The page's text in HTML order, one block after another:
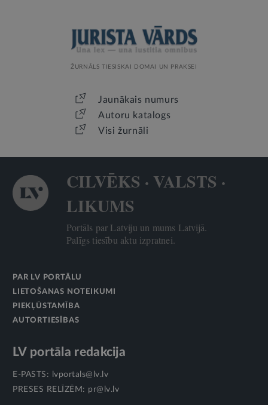
ŽURNĀLS TIESISKAI DOMAI UN PRAKSEI
Jaunākais numurs
Autoru katalogs
Visi žurnāli
CILVĒKS · VALSTS ·
LIKUMS
Portāls par Latviju un mums Latvijā.
Palīgs tiesību aktu izpratnei.
PAR LV PORTĀLU
LIETOŠANAS NOTEIKUMI
PIEKĻŪSTAMĪBA
AUTORTIESĪBAS
LV portāla redakcija
E-PASTS:
lvportals@lv.lv
PRESES RELĪZĒM: pr@lv.lv